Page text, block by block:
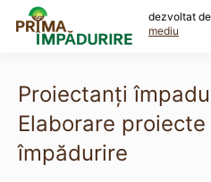
content
dezvoltat
mediu
Proiectanți
Elaborare
împădurire